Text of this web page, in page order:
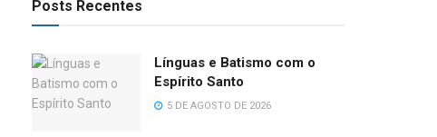
Posts Recentes
Línguas e Batismo com o
Espírito Santo
5 DE AGOSTO DE 2026